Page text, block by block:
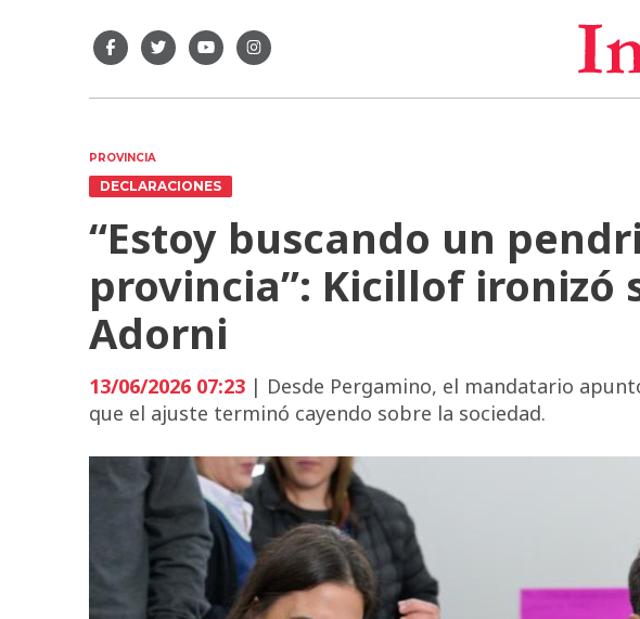
PROVINCIA
DECLARACIONES
“Estoy buscando un
provincia”: Kicillof ironizó
Adorni
13/06/2026 07:23 | Desde Pergamino, el mandatario
que el ajuste terminó cayendo sobre la sociedad.